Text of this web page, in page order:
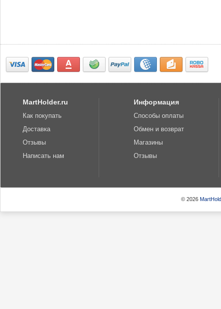
MartHolder.ru
Как покупать
Доставка
Отзывы
Написать нам
Информация
Способы оплаты
Обмен и возврат
Магазины
Отзывы
© 2026